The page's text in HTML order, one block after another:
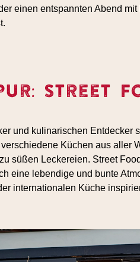
einen entspannten Abend
Street
und kulinarischen
Küchen aus aller
süßen Leckereien. Street
eine lebendige und bunte
internationalen Küche